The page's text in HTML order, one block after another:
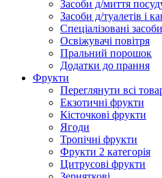
Засоби д/миття
Засоби д/туалетів і
Спеціалізовані
Освіжувачі повітря
Пральний порошок
Додатки до прання
Фрукти
Переглянути всі
Екзoтичні фрукти
Кісточкові фрукти
Ягоди
Тропічні фрукти
Фрукти 2 категорія
Цитрусові фрукти